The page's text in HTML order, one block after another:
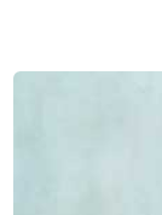
これ
「ガ
【オ
間～
ブ